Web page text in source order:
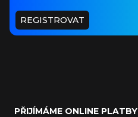
REGISTROVAT
PŘIJÍMÁME ONLINE PLATBY